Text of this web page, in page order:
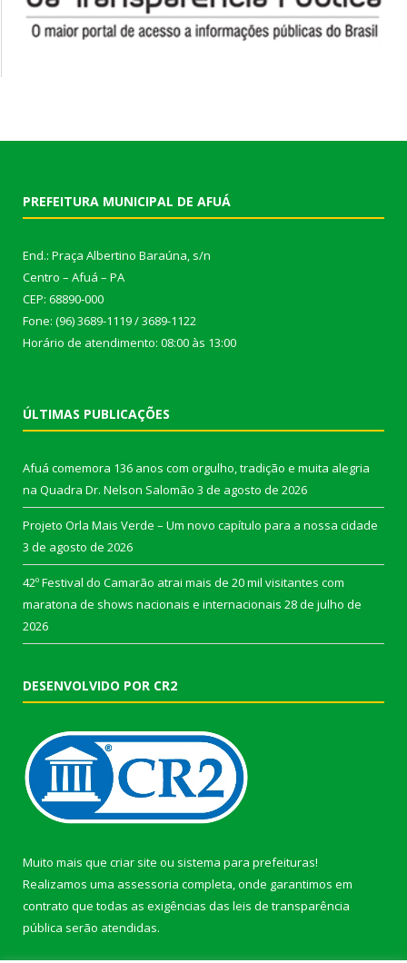
PREFEITURA MUNICIPAL DE AFUÁ
End.: Praça Albertino Baraúna, s/n
Centro – Afuá – PA
CEP: 68890-000
Fone: (96) 3689-1119 / 3689-1122
Horário de atendimento: 08:00 às 13:00
ÚLTIMAS PUBLICAÇÕES
Afuá comemora 136 anos com orgulho, tradição e muita alegria
na Quadra Dr. Nelson Salomão 3 de agosto de 2026
Projeto Orla Mais Verde – Um novo capítulo para a nossa cidade
3 de agosto de 2026
42º Festival do Camarão atrai mais de 20 mil visitantes com
maratona de shows nacionais e internacionais 28 de julho de
2026
DESENVOLVIDO POR CR2
Muito mais que criar site ou sistema para prefeituras!
Realizamos uma assessoria completa, onde garantimos em
contrato que todas as exigências das leis de transparência
pública serão atendidas.